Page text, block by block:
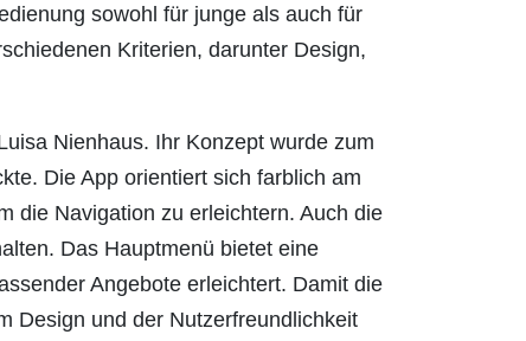
sowohl für junge als auch für
Kriterien, darunter Design,
Nienhaus. Ihr Konzept wurde zum
Die App orientiert sich farblich am
die Navigation zu erleichtern. Auch die
Das Hauptmenü bietet eine
Angebote erleichtert. Damit die
Design und der Nutzerfreundlichkeit